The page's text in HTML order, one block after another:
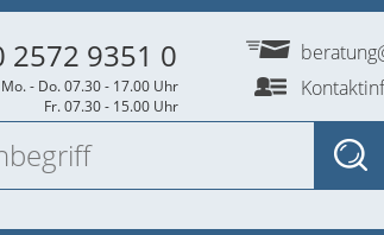
2572 9351 0
Mo. - Do. 07.30 - 17.00 Uhr
Fr. 07.30 - 15.00 Uhr